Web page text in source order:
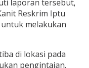
laporan tersebut,
Reskrim Iptu
melakukan
di lokasi pada
pengintaian.